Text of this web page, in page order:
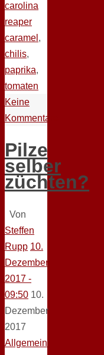
carolina
reaper
caramel ,
chilis,
paprika,
tomaten
Keine
Kommentare
Pilze
selber
züchten?
Von
Steffen
Rupp 10.
Dezember
2017 -
09:50 10.
Dezember
2017
Allgemein